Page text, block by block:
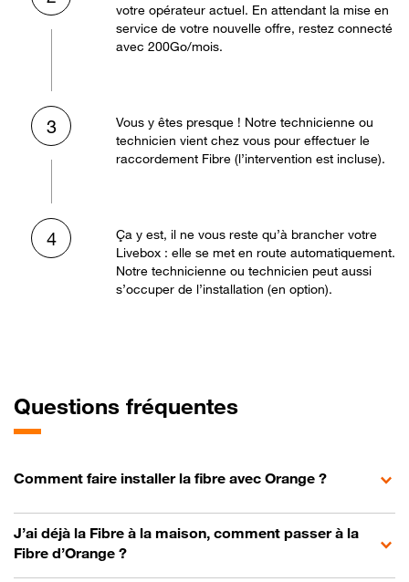
votre opérateur actuel. En attendant la mise en
service de votre nouvelle offre, restez connecté
avec 200Go/mois.
3
Vous y êtes presque ! Notre technicienne ou
technicien vient chez vous pour effectuer le
raccordement Fibre (l’intervention est incluse).
4
Ça y est, il ne vous reste qu’à brancher votre
Livebox : elle se met en route automatiquement.
Notre technicienne ou technicien peut aussi
s’occuper de l’installation (en option).
Questions fréquentes
Comment faire installer la fibre avec Orange ?
J’ai déjà la Fibre à la maison, comment passer à la
Fibre d’Orange ?